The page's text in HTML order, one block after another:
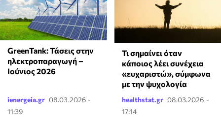
GreenTank: Τάσεις στην
ηλεκτροπαραγωγή –
Ιούνιος 2026
ienergeia.gr 08.03.2026 -
11:39
Τι σημαίνει όταν
κάποιος λέει συνέχεια
«ευχαριστώ», σύμφωνα
με την ψυχολογία
healthstat.gr 08.03.2026 -
17:14